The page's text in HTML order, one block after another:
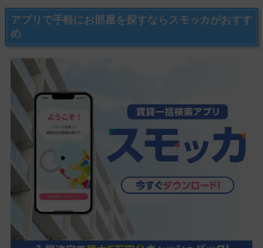
アプリで手軽にお部屋を探すならスモッカがおすす
め